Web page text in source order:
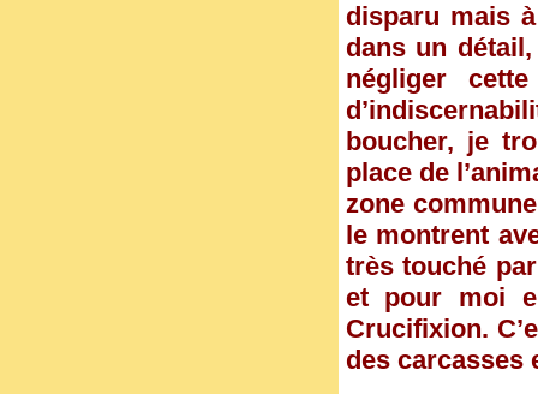
disparu mais
dans un
négliger
boucher, je
place de
zone
le montrent
très touché
et pour moi
Crucifixion.
des carcasses